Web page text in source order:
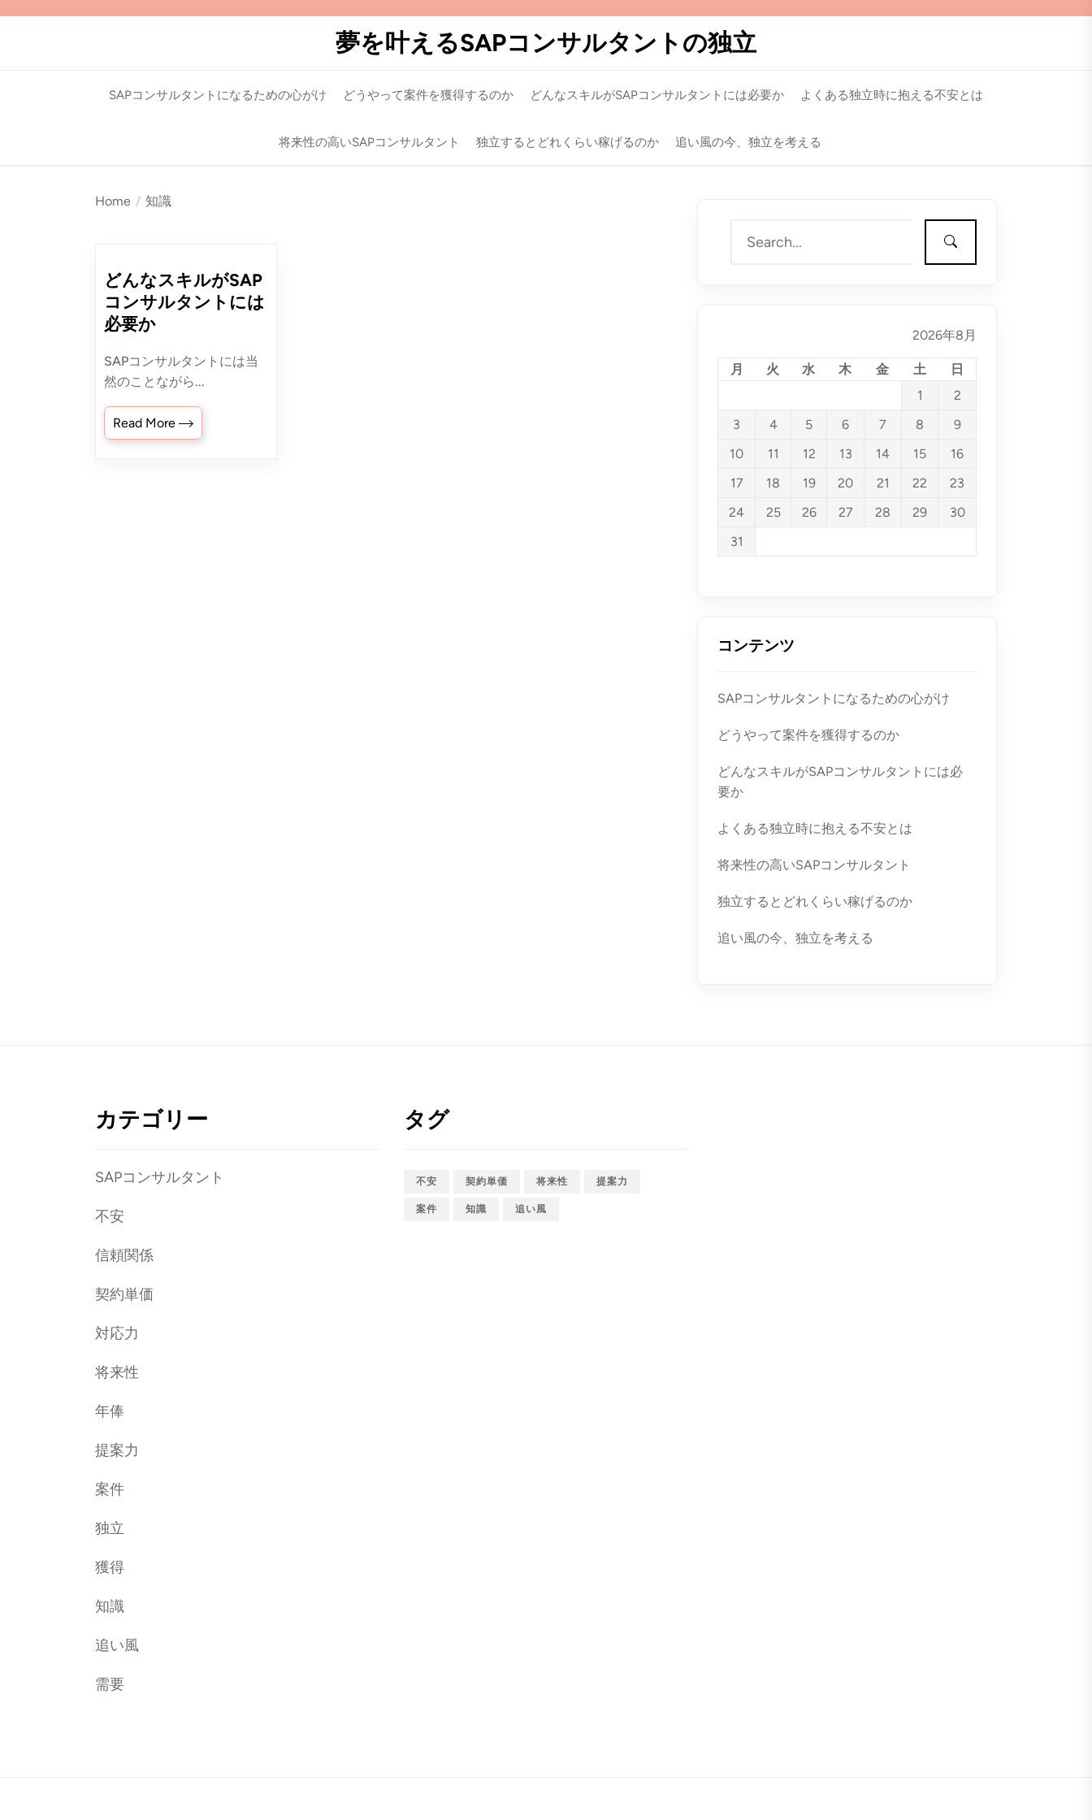
夢を叶えるSAPコンサルタントの独立
SAPコンサルタントになるための心がけ どうやって案件を獲得するのか どんなスキルがSAPコンサルタントには必要か よくある独立時に抱える不安とは
将来性の高いSAPコンサルタント 独立するとどれくらい稼げるのか 追い風の今、独立を考える
Home 知識
どんなスキルがSAP
コンサルタントには
必要か
SAPコンサルタントには当
然のことながら...
Read More
2026年8月
月 火 水 木 金 土
日
1
2
3
4 5 6 7 8
9
10
11 12 13 14 15
16
17
18 19 20 21 22
23
24
25 26 27 28 29
30
31
コンテンツ
SAPコンサルタントになるための心がけ
どうやって案件を獲得するのか
どんなスキルがSAPコンサルタントには必
要か
よくある独立時に抱える不安とは
将来性の高いSAPコンサルタント
独立するとどれくらい稼げるのか
追い風の今、独立を考える
カテゴリー
SAPコンサルタント
不安
信頼関係
契約単価
対応力
将来性
年俸
提案力
案件
独立
獲得
知識
追い風
需要
タグ
不安 契約単価 将来性 提案力
案件 知識 追い風